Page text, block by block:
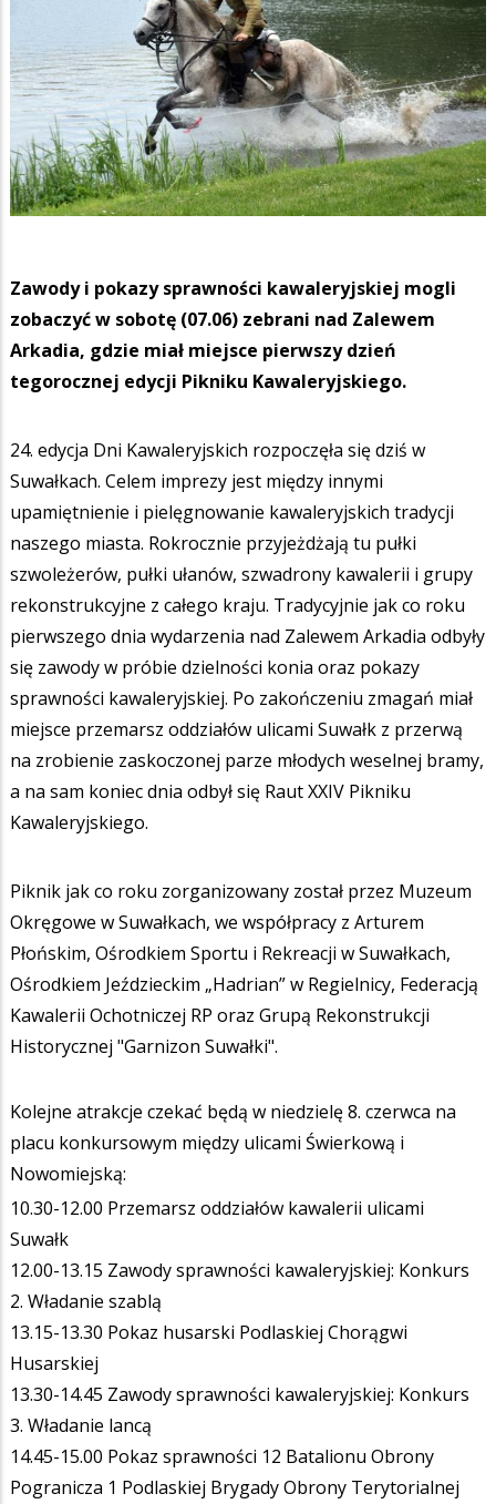
Zawody i pokazy sprawności kawaleryjskiej mogli
zobaczyć w sobotę (07.06) zebrani nad Zalewem
Arkadia, gdzie miał miejsce pierwszy dzień
tegorocznej edycji Pikniku Kawaleryjskiego.
24. edycja Dni Kawaleryjskich rozpoczęła się dziś w
Suwałkach. Celem imprezy jest między innymi
upamiętnienie i pielęgnowanie kawaleryjskich tradycji
naszego miasta. Rokrocznie przyjeżdżają tu pułki
szwoleżerów, pułki ułanów, szwadrony kawalerii i grupy
rekonstrukcyjne z całego kraju. Tradycyjnie jak co roku
pierwszego dnia wydarzenia nad Zalewem Arkadia odbyły
się zawody w próbie dzielności konia oraz pokazy
sprawności kawaleryjskiej. Po zakończeniu zmagań miał
miejsce przemarsz oddziałów ulicami Suwałk z przerwą
na zrobienie zaskoczonej parze młodych weselnej bramy,
a na sam koniec dnia odbył się Raut XXIV Pikniku
Kawaleryjskiego.
Piknik jak co roku zorganizowany został przez Muzeum
Okręgowe w Suwałkach, we współpracy z Arturem
Płońskim, Ośrodkiem Sportu i Rekreacji w Suwałkach,
Ośrodkiem Jeździeckim „Hadrian” w Regielnicy, Federacją
Kawalerii Ochotniczej RP oraz Grupą Rekonstrukcji
Historycznej "Garnizon Suwałki".
Kolejne atrakcje czekać będą w niedzielę 8. czerwca na
placu konkursowym między ulicami Świerkową i
Nowomiejską:
10.30-12.00 Przemarsz oddziałów kawalerii ulicami
Suwałk
12.00-13.15 Zawody sprawności kawaleryjskiej: Konkurs
2. Władanie szablą
13.15-13.30 Pokaz husarski Podlaskiej Chorągwi
Husarskiej
13.30-14.45 Zawody sprawności kawaleryjskiej: Konkurs
3. Władanie lancą
14.45-15.00 Pokaz sprawności 12 Batalionu Obrony
Pogranicza 1 Podlaskiej Brygady Obrony Terytorialnej